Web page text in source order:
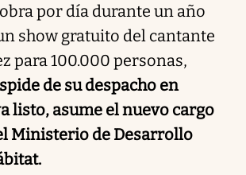
por día durante un año
show gratuito del cantante
para 100.000 personas,
de su despacho en
listo, asume el nuevo cargo
Ministerio de Desarrollo